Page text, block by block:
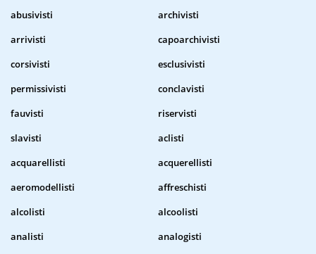
abusivisti
archivisti
arrivisti
capoarchivisti
corsivisti
esclusivisti
permissivisti
conclavisti
fauvisti
riservisti
slavisti
aclisti
acquarellisti
acquerellisti
aeromodellisti
affreschisti
alcolisti
alcoolisti
analisti
analogisti